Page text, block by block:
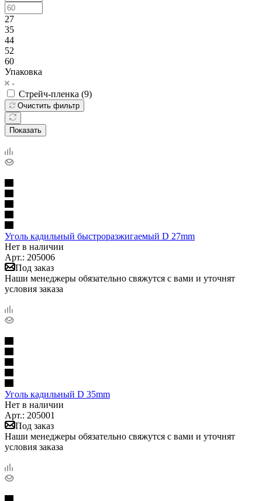
27
35
44
52
60
Упаковка
Стрейч-пленка (9)
Очистить фильтр
Показать
Уголь кадильный быстроразжигаемый D 27mm
Нет в наличии
Арт.: 205006
Под заказ
Наши менеджеры обязательно свяжутся с вами и уточнят
условия заказа
Уголь кадильный D 35mm
Нет в наличии
Арт.: 205001
Под заказ
Наши менеджеры обязательно свяжутся с вами и уточнят
условия заказа